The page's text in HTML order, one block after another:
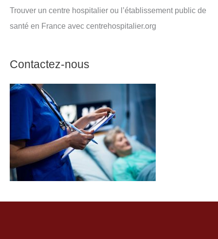
Trouver un centre hospitalier ou l’établissement public de
santé en France avec centrehospitalier.org
Contactez-nous